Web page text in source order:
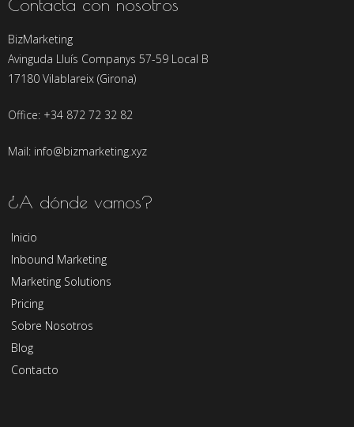
Contacta con nosotros
BizMarketing
Avinguda Lluís Companys 57-59 Local B
17180 Vilablareix (Girona)
Office: +34 872 72 32 82
Mail: info@bizmarketing.xyz
¿A dónde vamos?
Inicio
Inbound Marketing
Marketing Solutions
Pricing
Sobre Nosotros
Blog
Contacto